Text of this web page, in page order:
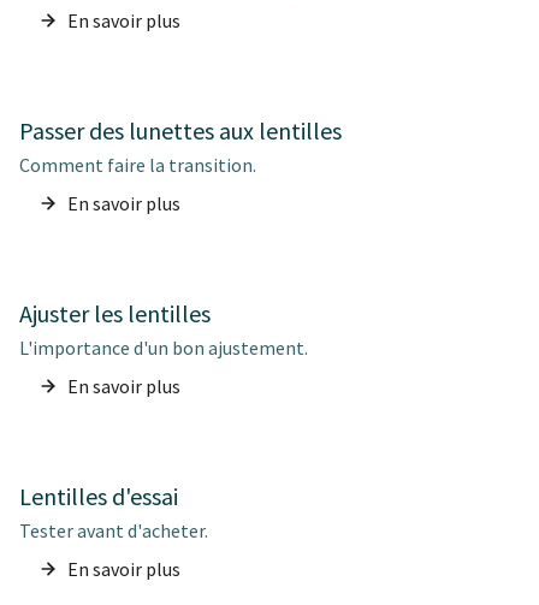
En savoir plus
Passer des lunettes aux lentilles
Comment faire la transition.
En savoir plus
Ajuster les lentilles
L'importance d'un bon ajustement.
En savoir plus
Lentilles d'essai
Tester avant d'acheter.
En savoir plus